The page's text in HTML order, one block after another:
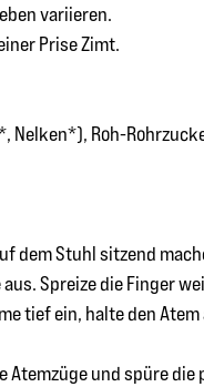
variieren.
Prise Zimt.
Nelken*), Roh-
dem Stuhl sitzend
Spreize die Finger
tief ein, halte den
und spüre